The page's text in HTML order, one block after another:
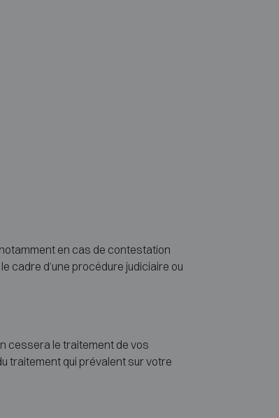
en cas de contestation
cadre d’une procédure judiciaire ou
cessera le traitement de vos
traitement qui prévalent sur votre